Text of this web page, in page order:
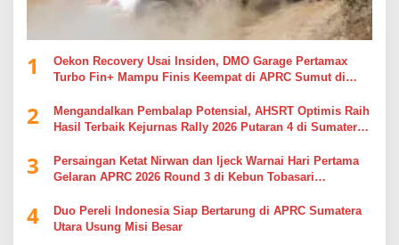
1
Oekon Recovery Usai Insiden, DMO Garage Pertamax
Turbo Fin+ Mampu Finis Keempat di APRC Sumut di
2
Mengandalkan Pembalap Potensial, AHSRT Optimis Raih
Hasil Terbaik Kejurnas Rally 2026 Putaran 4 di Sumatera
3
Persaingan Ketat Nirwan dan Ijeck Warnai Hari Pertama
Gelaran APRC 2026 Round 3 di Kebun Tobasari
4
Duo Pereli Indonesia Siap Bertarung di APRC Sumatera
Utara Usung Misi Besar